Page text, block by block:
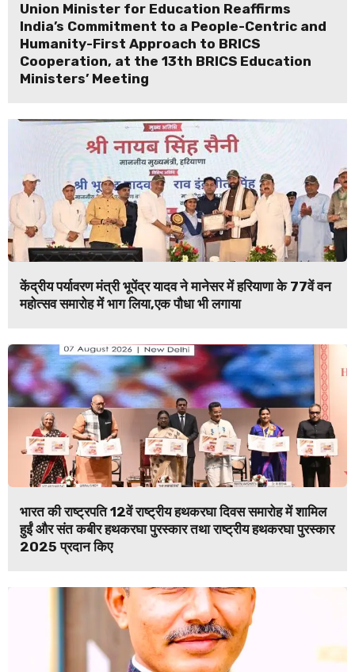
Union Minister for Education Reaffirms
India’s Commitment to a People-Centric and
Humanity-First Approach to BRICS
Cooperation, at the 13th BRICS Education
Ministers’ Meeting
केंद्रीय पर्यावरण मंत्री भूपेंद्र यादव ने मानेसर में हरियाणा के 77वें वन
महोत्सव समारोह में भाग लिया,एक पौधा भी लगाया
भारत की राष्ट्रपति 12वें राष्ट्रीय हथकरघा दिवस समारोह में शामिल
हुईं और संत कबीर हथकरघा पुरस्कार तथा राष्ट्रीय हथकरघा पुरस्कार
2025 प्रदान किए